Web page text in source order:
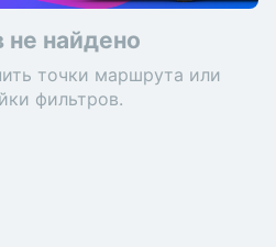
не найдено
точки маршрута или
фильтров.